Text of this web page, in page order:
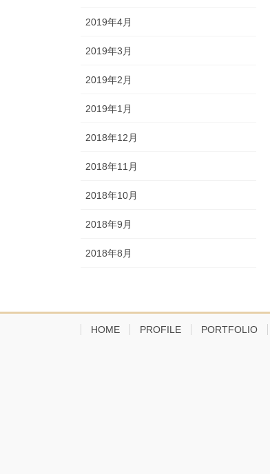
2019年4月
2019年3月
2019年2月
2019年1月
2018年12月
2018年11月
2018年10月
2018年9月
2018年8月
HOME PROFILE PORTFOLIO